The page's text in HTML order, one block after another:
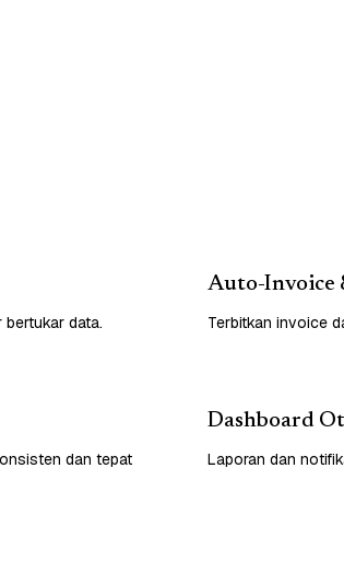
data.
Auto-Invoice
Terbitkan invoice
dan tepat
Dashboard
Laporan dan